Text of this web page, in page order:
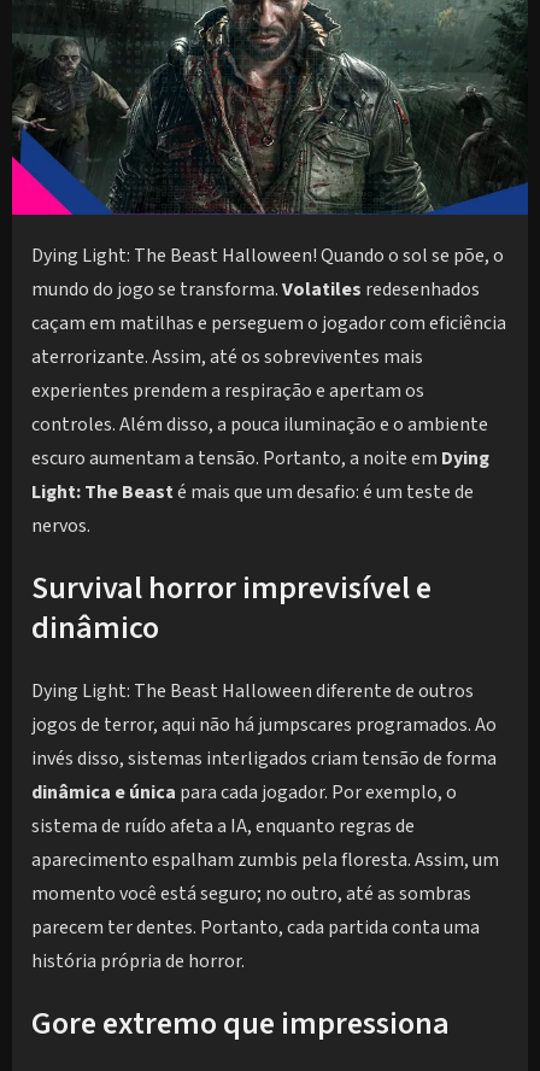
Dying Light: The Beast Halloween! Quando o sol se põe, o
mundo do jogo se transforma.Volatiles redesenhados
caçam em matilhas e perseguem o jogador com eficiência
aterrorizante. Assim, até os sobreviventes mais
experientes prendem a respiração e apertam os
controles. Além disso, a pouca iluminação e o ambiente
escuro aumentam a tensão. Portanto, a noite em Dying
Light: The Beasté mais que um desafio: é um teste de
nervos.
Survival horror imprevisível e
dinâmico
Dying Light: The Beast Halloween diferente de outros
jogos de terror, aqui não há jumpscares programados. Ao
invés disso, sistemas interligados criam tensão de forma
dinâmica e única para cada jogador. Por exemplo, o
sistema de ruído afeta a IA, enquanto regras de
aparecimento espalham zumbis pela floresta. Assim, um
momento você está seguro; no outro, até as sombras
parecem ter dentes. Portanto, cada partida conta uma
história própria de horror.
Gore extremo que impressiona